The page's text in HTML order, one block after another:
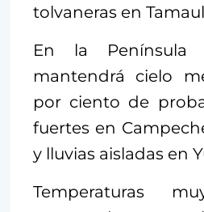
tolvaneras en
En la Península
mantendrá cielo
por ciento de
fuertes en
y lluvias aisladas en
Temperaturas